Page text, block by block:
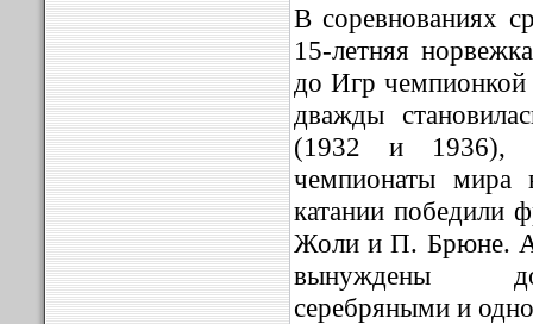
В соревнованиях
15-летняя
до Игр
дважды
(1932 и 1936),
чемпионаты
катании победили
Жоли и П. Брюне.
вынуждены
серебряными и